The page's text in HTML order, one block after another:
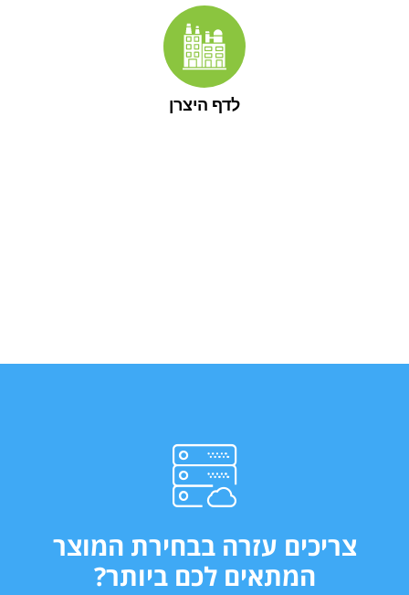
לדף היצרן
צריכים עזרה בבחירת המוצר
המתאים לכם ביותר?